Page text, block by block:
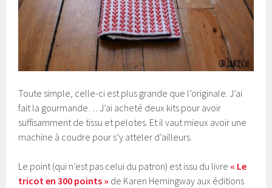
Toute simple, celle-ci est plus grande que l’originale. J’ai
fait la gourmande… J’ai acheté deux kits pour avoir
suffisamment de tissu et pelotes. Et il vaut mieux avoir une
machine à coudre pour s’y atteler d’ailleurs.
Le point (qui n’est pas celui du patron) est issu du livre « Le
tricot en 300 points » de Karen Hemingway aux éditions